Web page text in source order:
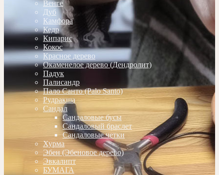
Венге
Дуб
Камфора
Кедр
Кипарис
Кокос
Красное дерево
Окаменелое дерево (Дендролит)
Падук
Палисандр
Пало Санто (Palo Santo)
Рудракша
Сандал
Сандаловые бусы
Сандаловый браслет
Сандаловые четки
Хурма
Эбен (Эбеновое дерево)
Эвкалипт
БУМАГА